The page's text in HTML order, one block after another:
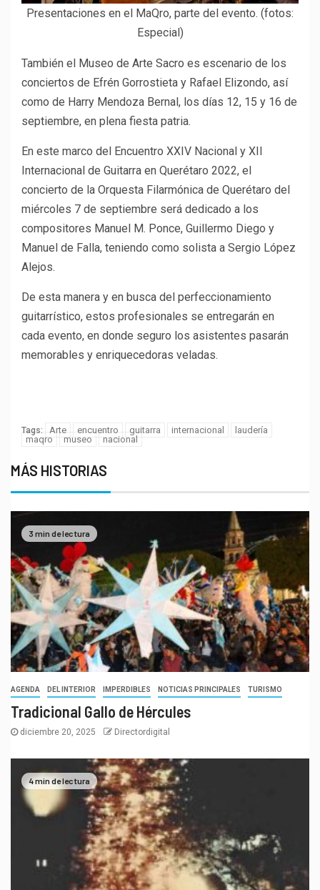
Presentaciones en el MaQro, parte del evento. (fotos:
Especial)
También el Museo de Arte Sacro es escenario de los
conciertos de Efrén Gorrostieta y Rafael Elizondo, así
como de Harry Mendoza Bernal, los días 12, 15 y 16 de
septiembre, en plena fiesta patria.
En este marco del Encuentro XXIV Nacional y XII
Internacional de Guitarra en Querétaro 2022, el
concierto de la Orquesta Filarmónica de Querétaro del
miércoles 7 de septiembre será dedicado a los
compositores Manuel M. Ponce, Guillermo Diego y
Manuel de Falla, teniendo como solista a Sergio López
Alejos.
De esta manera y en busca del perfeccionamiento
guitarrístico, estos profesionales se entregarán en
cada evento, en donde seguro los asistentes pasarán
memorables y enriquecedoras veladas.
Tags: Arte encuentro guitarra internacional
laudería
maqro
museo nacional
MÁS HISTORIAS
3 min de lectura
AGENDA DEL INTERIOR IMPERDIBLES NOTICIAS PRINCIPALES TURISMO
Tradicional Gallo de Hércules
diciembre 20, 2025 Directordigital
4 min de lectura